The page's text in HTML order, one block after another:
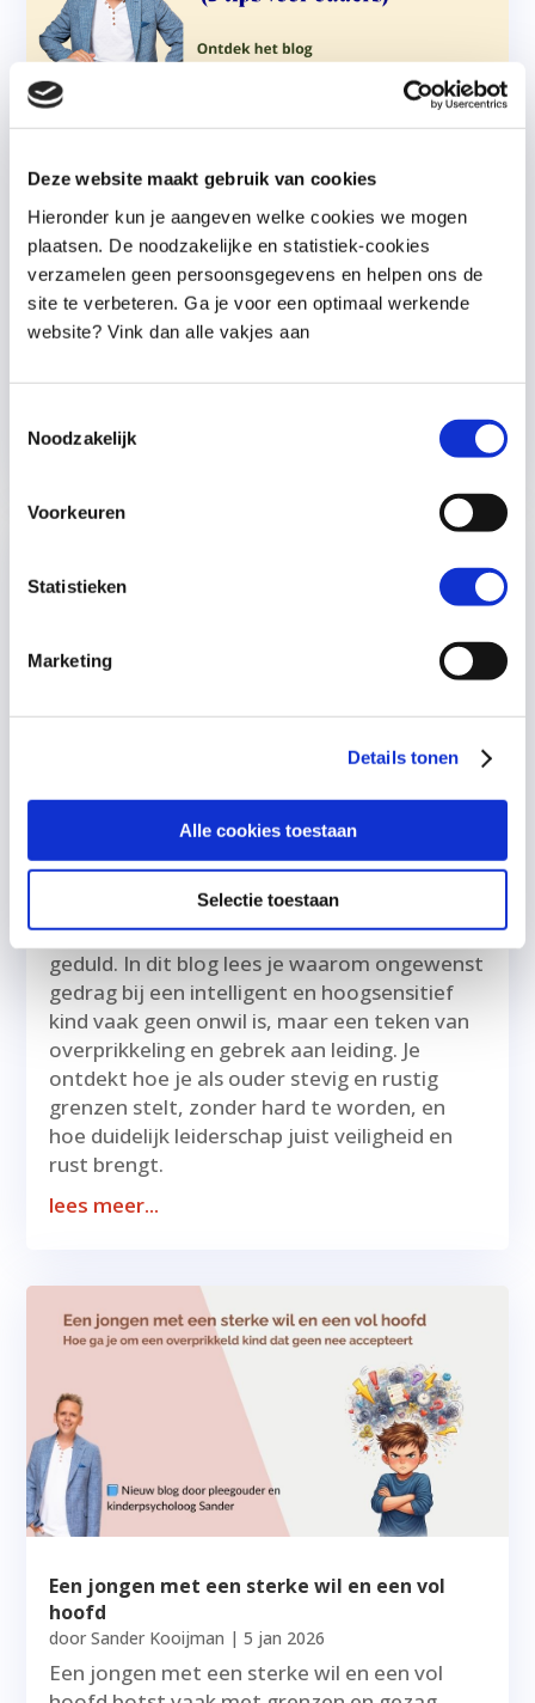
Deze website maakt gebruik van cookies
Hieronder kun je aangeven welke cookies we mogen
plaatsen. De noodzakelijke en statistiek-cookies
verzamelen geen persoonsgegevens en helpen ons de
site te verbeteren. Ga je voor een optimaal werkende
website? Vink dan alle vakjes aan
Noodzakelijk
Voorkeuren
Statistieken
Marketing
Details tonen
Alle cookies toestaan
Selectie toestaan
Wat werkt écht bij kinderen met weinig
zelfvertrouwen?
doorSander Kooijman|14 apr 2026
Veel ouders proberen het zelfvertrouwen
van hun kind te versterken met
complimenten, maar dat werkt vaak niet.
Ontdek wat er écht achter zit en wat jij
lees meer...
geduld
Sander Kooijman|26 jan 2026
Mijn kind luistert niet en ik verlies mijn
geduld. In dit blog lees je waarom ongewenst
gedrag bij een intelligent en hoogsensitief
kind vaak geen onwil is, maar een teken van
overprikkeling en gebrek aan leiding. Je
ontdekt hoe je als ouder stevig en rustig
grenzen stelt, zonder hard te worden, en
hoe duidelijk leiderschap juist veiligheid en
rust brengt.
lees meer...
Een jongen met een sterke wil en een vol
hoofd
doorSander Kooijman |5 jan 2026
Een jongen met een sterke wil en een vol